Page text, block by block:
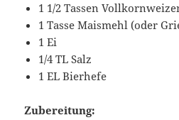
1 1/2 Tassen
1 Tasse Maismehl (oder
1 Ei
1/4 TL Salz
1 EL Bierhefe
Zubereitung: